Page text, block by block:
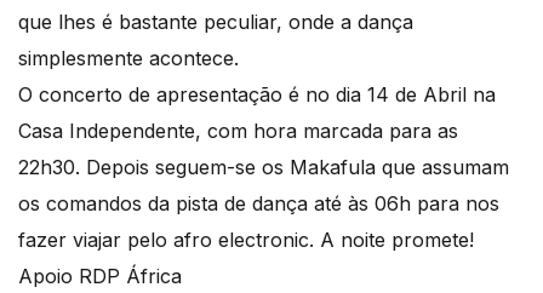
que lhes é bastante peculiar, onde a dança
simplesmente acontece.
O concerto de apresentação é no dia 14 de Abril na
Casa Independente, com hora marcada para as
22h30. Depois seguem-se os Makafula que assumam
os comandos da pista de dança até às 06h para nos
fazer viajar pelo afro electronic. A noite promete!
Apoio RDP África